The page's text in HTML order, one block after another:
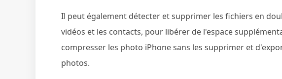
Il peut également détecter et supprimer les fichiers en
vidéos et les contacts, pour libérer de l'espace
compresser les photo iPhone sans les supprimer et
photos.